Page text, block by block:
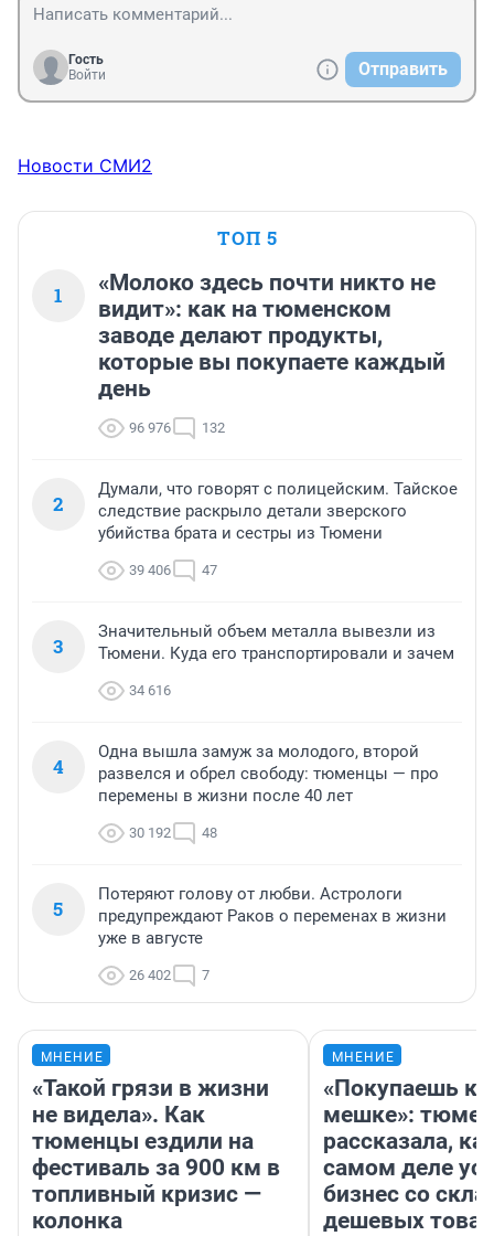
Гость
Войти
Отправить
Новости СМИ2
ТОП 5
1
«Молоко здесь почти никто не
видит»: как на тюменском
заводе делают продукты,
которые вы покупаете каждый
день
96 976 132
2
Думали, что говорят с полицейским. Тайское
следствие раскрыло детали зверского
убийства брата и сестры из Тюмени
39 406 47
3
Значительный объем металла вывезли из
Тюмени. Куда его транспортировали и зачем
34 616
4
Одна вышла замуж за молодого, второй
развелся и обрел свободу: тюменцы — про
перемены в жизни после 40 лет
30 192 48
5
Потеряют голову от любви. Астрологи
предупреждают Раков о переменах в жизни
уже в августе
26 402 7
МНЕНИЕ
«Такой грязи в жизни
не видела». Как
тюменцы ездили на
фестиваль за 900 км в
топливный кризис —
колонка
МНЕНИЕ
«Покупаешь
мешке»:
рассказала,
самом деле
бизнес со
дешевых